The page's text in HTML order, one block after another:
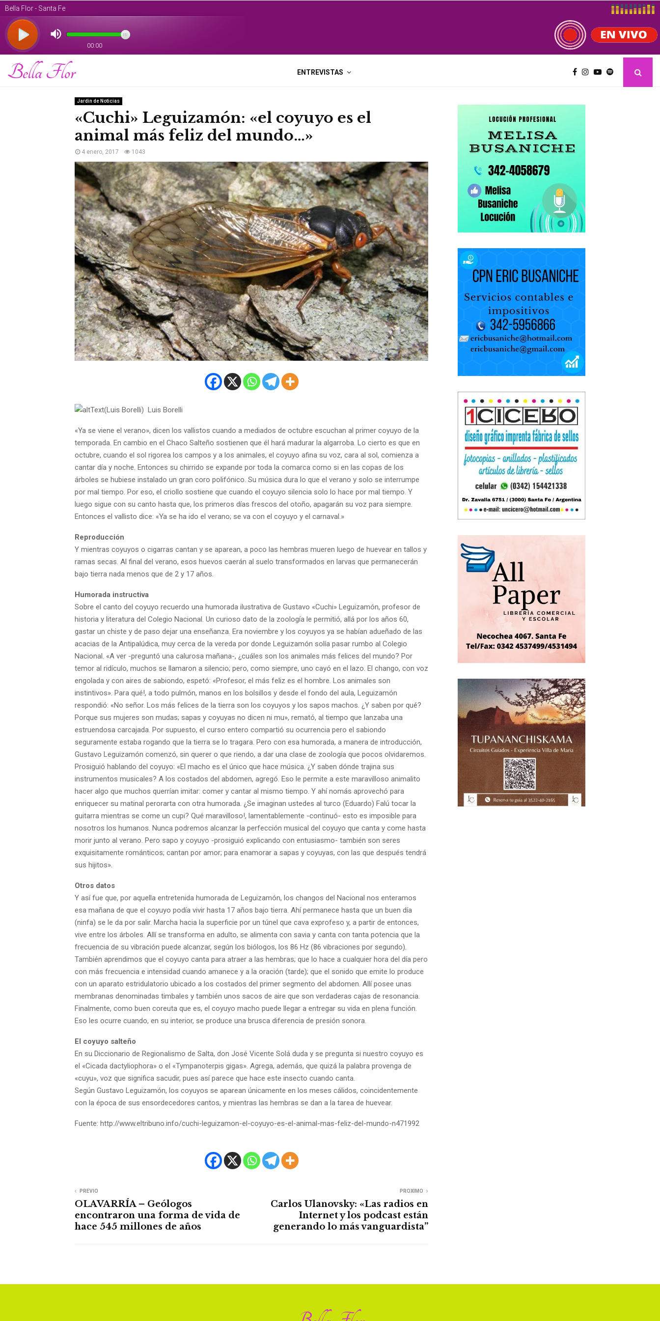
Bella Flor ENTREVISTAS
Jardin de Noticias
«Cuchi» Leguizamón: «el coyuyo es el
animal más feliz del mundo…»
4 enero, 2017 1043
Luis Borelli
«Ya se viene el verano», dicen los vallistos cuando a mediados de octubre escuchan al primer coyuyo de la
temporada. En cambio en el Chaco Salteño sostienen que él hará madurar la algarroba. Lo cierto es que en
octubre, cuando el sol rigorea los campos y a los animales, el coyuyo afina su voz, cara al sol, comienza a
cantar día y noche. Entonces su chirrido se expande por toda la comarca como si en las copas de los
árboles se hubiese instalado un gran coro polifónico. Su música dura lo que el verano y solo se interrumpe
por mal tiempo. Por eso, el criollo sostiene que cuando el coyuyo silencia solo lo hace por mal tiempo. Y
luego sigue con su canto hasta que, los primeros días frescos del otoño, apagarán su voz para siempre.
Entonces el vallisto dice: «Ya se ha ido el verano; se va con el coyuyo y el carnaval.»
Reproducción
Y mientras coyuyos o cigarras cantan y se aparean, a poco las hembras mueren luego de huevear en tallos y
ramas secas. Al final del verano, esos huevos caerán al suelo transformados en larvas que permanecerán
bajo tierra nada menos que de 2 y 17 años.
Humorada instructiva
Sobre el canto del coyuyo recuerdo una humorada ilustrativa de Gustavo «Cuchi» Leguizamón, profesor de
historia y literatura del Colegio Nacional. Un curioso dato de la zoología le permitió, allá por los años 60,
gastar un chiste y de paso dejar una enseñanza. Era noviembre y los coyuyos ya se habían adueñado de las
acacias de la Antipalúdica, muy cerca de la vereda por donde Leguizamón solía pasar rumbo al Colegio
Nacional. «A ver -preguntó una calurosa mañana-, ¿cuáles son los animales más felices del mundo? Por
temor al ridículo, muchos se llamaron a silencio; pero, como siempre, uno cayó en el lazo. El chango, con voz
engolada y con aires de sabiondo, espetó: «Profesor, el más feliz es el hombre. Los animales son
instintivos». ­Para qué!, a todo pulmón, manos en los bolsillos y desde el fondo del aula, Leguizamón
respondió: «No señor. Los más felices de la tierra son los coyuyos y los sapos machos. ¿Y saben por qué?
Porque sus mujeres son mudas; sapas y coyuyas no dicen ni mu», remató, al tiempo que lanzaba una
estruendosa carcajada. Por supuesto, el curso entero compartió su ocurrencia pero el sabiondo
seguramente estaba rogando que la tierra se lo tragara. Pero con esa humorada, a manera de introducción,
Gustavo Leguizamón comenzó, sin querer o que riendo, a dar una clase de zoología que pocos olvidaremos.
Prosiguió hablando del coyuyo: «El macho es el único que hace música. ¿Y saben dónde trajina sus
instrumentos musicales? A los costados del abdomen, agregó. Eso le permite a este maravilloso animalito
hacer algo que muchos querrían imitar: comer y cantar al mismo tiempo. Y ahí nomás aprovechó para
enriquecer su matinal perorarta con otra humorada. ¿Se imaginan ustedes al turco (Eduardo) Falú tocar la
guitarra mientras se come un cupi? ­Qué maravilloso!, lamentablemente -continuó- esto es imposible para
nosotros los humanos. Nunca podremos alcanzar la perfección musical del coyuyo que canta y come hasta
morir junto al verano. Pero sapo y coyuyo -prosiguió explicando con entusiasmo- también son seres
exquisitamente románticos; cantan por amor; para enamorar a sapas y coyuyas, con las que después tendrá
sus hijitos».
Otros datos
Y así fue que, por aquella entretenida humorada de Leguizamón, los changos del Nacional nos enteramos
esa mañana de que el coyuyo podía vivir hasta 17 años bajo tierra. Ahí permanece hasta que un buen día
(ninfa) se le da por salir. Marcha hacia la superficie por un túnel que cava exprofeso y, a partir de entonces,
vive entre los árboles. Allí se transforma en adulto, se alimenta con savia y canta con tanta potencia que la
frecuencia de su vibración puede alcanzar, según los biólogos, los 86 Hz (86 vibraciones por segundo).
También aprendimos que el coyuyo canta para atraer a las hembras; que lo hace a cualquier hora del día pero
con más frecuencia e intensidad cuando amanece y a la oración (tarde); que el sonido que emite lo produce
con un aparato estridulatorio ubicado a los costados del primer segmento del abdomen. Allí posee unas
membranas denominadas timbales y también unos sacos de aire que son verdaderas cajas de resonancia.
Finalmente, como buen coreuta que es, el coyuyo macho puede llegar a entregar su vida en plena función.
Eso les ocurre cuando, en su interior, se produce una brusca diferencia de presión sonora.
El coyuyo salteño
En su Diccionario de Regionalismo de Salta, don José Vicente Solá duda y se pregunta si nuestro coyuyo es
el «Cicada dactyliophora» o el «Tympanoterpis gigas». Agrega, además, que quizá la palabra provenga de
«cuyu», voz que significa sacudir, pues así parece que hace este insecto cuando canta.
Según Gustavo Leguizamón, los coyuyos se aparean únicamente en los meses cálidos, coincidentemente
con la época de sus ensordecedores cantos, y mientras las hembras se dan a la tarea de huevear.
Fuente: http://www.eltribuno.info/cuchi-leguizamon-el-coyuyo-es-el-animal-mas-feliz-del-mundo-n471992
PREVIO
OLAVARRÍA – Geólogos
encontraron una forma de vida de
hace 545 millones de años
PROXIMO
Carlos Ulanovsky: «Las radios en
Internet y los podcast están
generando lo más vanguardista”